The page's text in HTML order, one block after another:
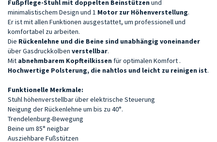
Fußpflege-Stuhl mit doppelten Beinstützen und
minimalistischem Design und 1 Motor zur Höhenverstellung.
Er ist mit allen Funktionen ausgestattet, um professionell und
komfortabel zu arbeiten.
Die Rückenlehne und die Beine sind unabhängig voneinander
über Gasdruckkolben verstellbar.
Mit abnehmbarem Kopfteilkissen für optimalen Komfort .
Hochwertige Polsterung, die nahtlos und leicht zu reinigen ist.
Funktionelle Merkmale:
Stuhl höhenverstellbar über elektrische Steuerung
Neigung der Rückenlehne um bis zu 40°.
Trendelenburg-Bewegung
Beine um 85° neigbar
Ausziehbare Fußstützen